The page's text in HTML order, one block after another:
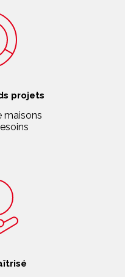
projets
maisons